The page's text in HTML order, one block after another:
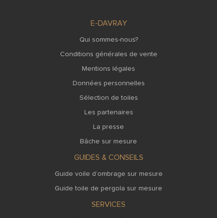
E-DAVRAY
Qui sommes-nous?
Conditions générales de vente
Mentions légales
Données personnelles
Sélection de toiles
Les partenaires
La presse
Bâche sur mesure
GUIDES & CONSEILS
Guide voile d’ombrage sur mesure
Guide toile de pergola sur mesure
SERVICES